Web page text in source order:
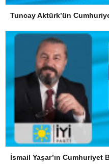
Tuncay Aktürk’ün
İsmail Yaşar’ın Cumhuriyet